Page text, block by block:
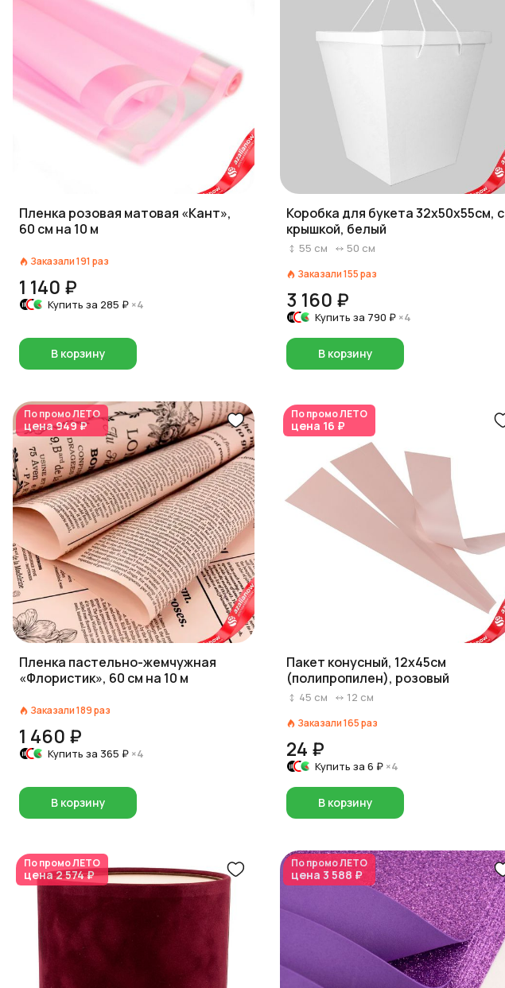
Пленка розовая матовая «Кант»,
60 см на 10 м
Заказали191 раз
1 140 ₽
Купить за 285 ₽ ×4
В корзину
Коробка для букета 32х50х55см, с
крышкой, белый
55 см 50 см
Заказали155раз
3 160 ₽
Купить за 790 ₽ ×4
В корзину
По промоЛЕТО
цена949 ₽
Пленка пастельно-жемчужная
«Флористик», 60 см на 10 м
Заказали189раз
1 460 ₽
Купить за 365 ₽ ×4
В корзину
По промоЛЕТО
цена 16 ₽
Пакет конусный, 12х45см
(полипропилен), розовый
45 см 12 см
Заказали165раз
24 ₽
Купить за 6 ₽ ×4
В корзину
По промоЛЕТО
цена2 574 ₽
По промоЛЕТО
цена 3 588 ₽